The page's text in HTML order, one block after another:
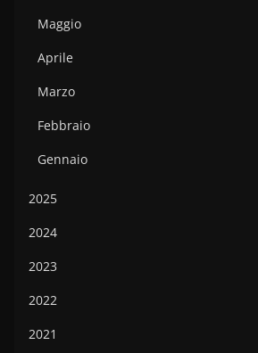
Maggio
Aprile
Marzo
Febbraio
Gennaio
2025
2024
2023
2022
2021